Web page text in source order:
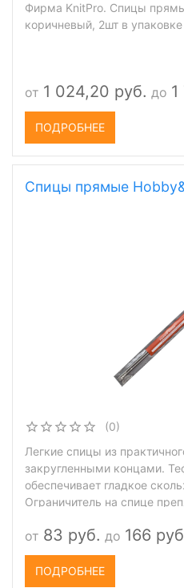
Фирма KnitPro. Спицы
коричневый, 2шт в упаковке
от 1 024,20 руб. до
ПОДРОБНЕЕ
Спицы прямые
(0)
Легкие спицы из
закругленными концами.
обеспечивает гладкое
Ограничитель на спице
от 83 руб. до 166
ПОДРОБНЕЕ